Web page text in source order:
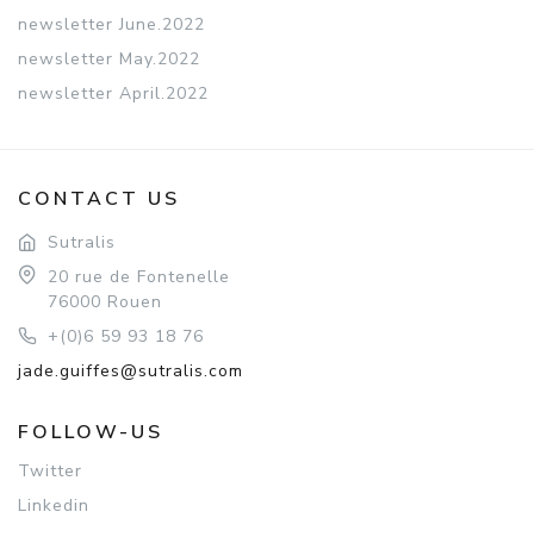
newsletter June.2022
newsletter May.2022
newsletter April.2022
CONTACT US
Sutralis
20 rue de Fontenelle
76000 Rouen
+(0)6 59 93 18 76
jade.guiffes@sutralis.com
FOLLOW-US
Twitter
Linkedin